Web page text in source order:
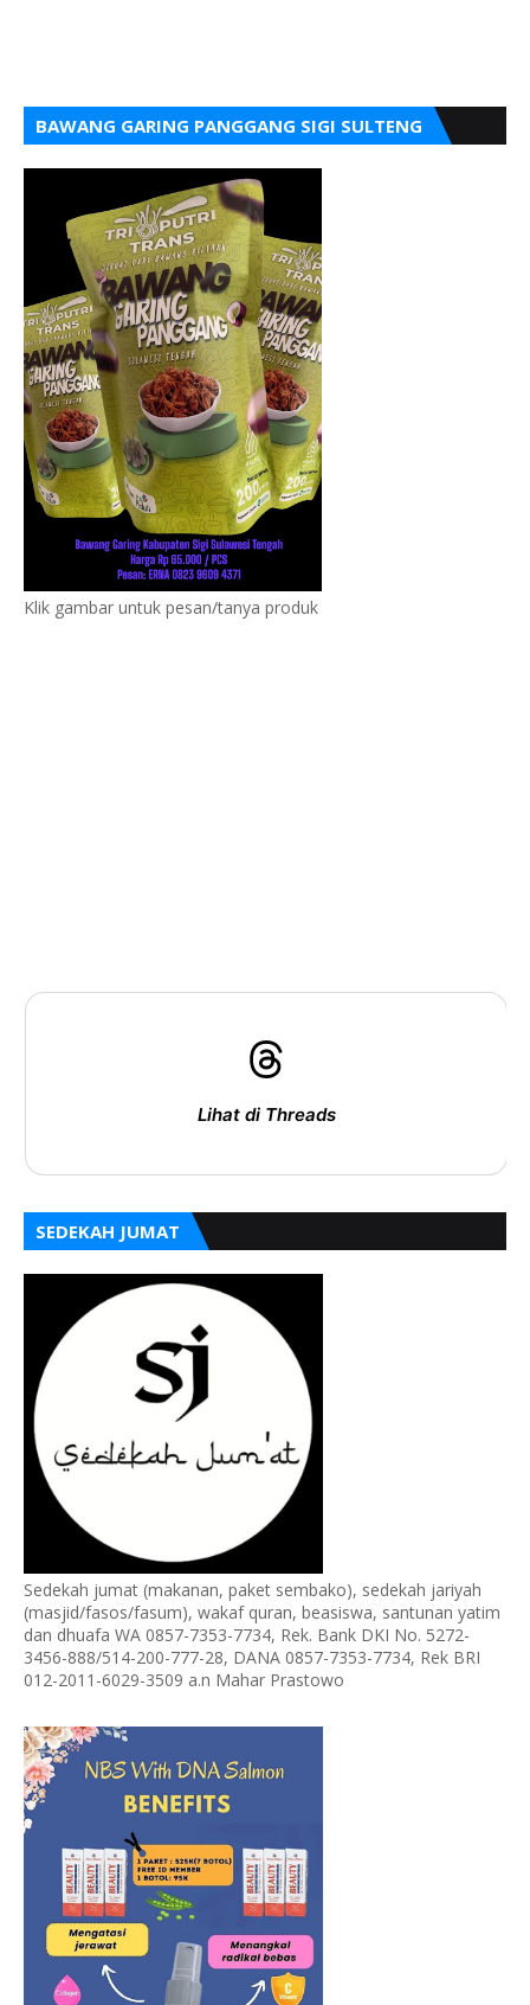
BAWANG GARING PANGGANG SIGI SULTENG
Klik gambar untuk pesan/tanya produk
Lihat di Threads
SEDEKAH JUMAT
Sedekah jumat (makanan, paket sembako), sedekah jariyah
(masjid/fasos/fasum), wakaf quran, beasiswa, santunan yatim
dan dhuafa WA 0857-7353-7734, Rek. Bank DKI No. 5272-
3456-888/514-200-777-28, DANA 0857-7353-7734, Rek BRI
012-2011-6029-3509 a.n Mahar Prastowo